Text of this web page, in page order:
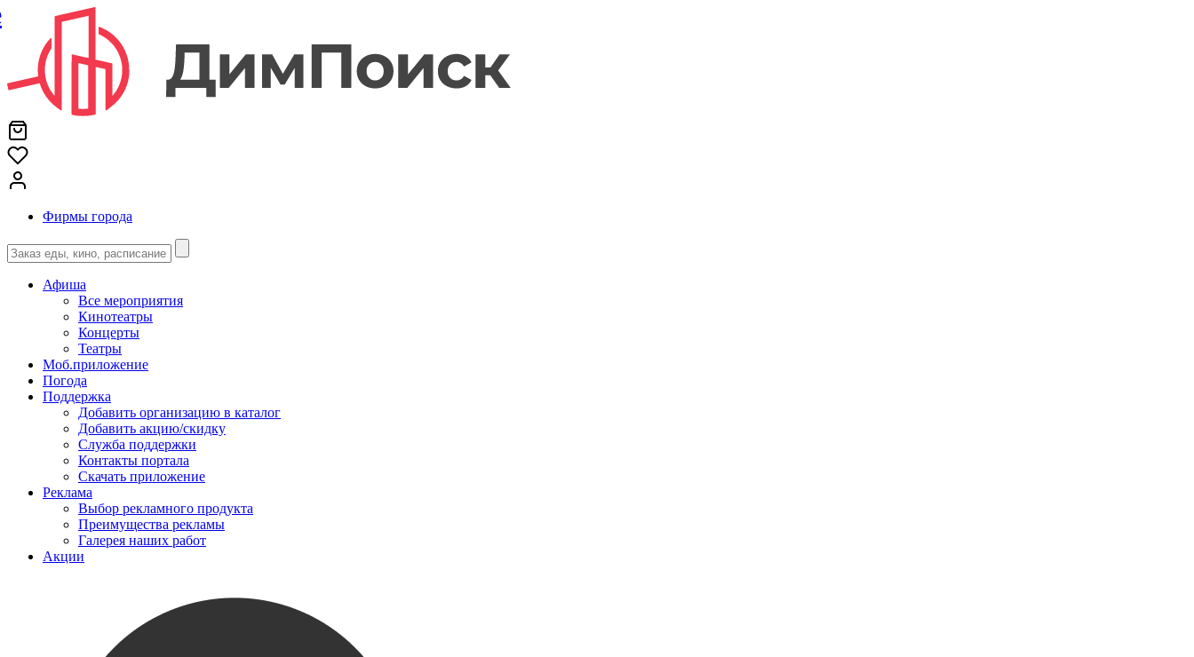
Фирмы города
Афиша
Все мероприятия
Кинотеатры
Концерты
Театры
Моб.приложение
Погода
Поддержка
Добавить организацию в каталог
Добавить акцию/скидку
Служба поддержки
Контакты портала
Скачать приложение
Реклама
Выбор рекламного продукта
Преимущества рекламы
Галерея наших работ
Акции